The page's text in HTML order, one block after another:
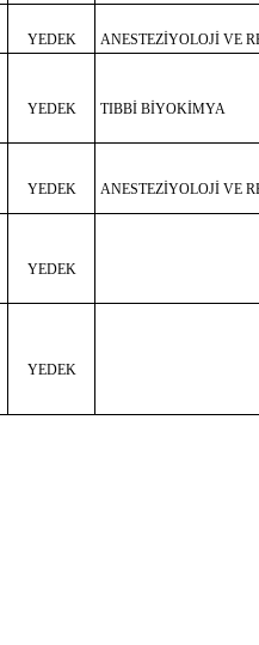
YEDEK ANESTEZİYOLOJİ VE
YEDEK
TIBBİ BİYOKİMYA
YEDEK ANESTEZİYOLOJİ VE
YEDEK
YEDEK